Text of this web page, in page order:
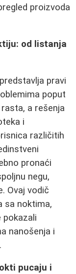
proizvoda
od listanja
pravi
poput
a rešenja
i
različitih
pronaći
negu,
Ovaj vodič
sa noktima,
pokazali
nanošenja i
pucaju i